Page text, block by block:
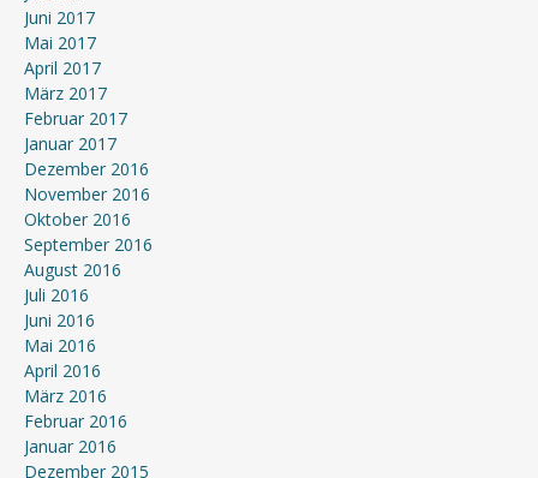
Juni 2017
Mai 2017
April 2017
März 2017
Februar 2017
Januar 2017
Dezember 2016
November 2016
Oktober 2016
September 2016
August 2016
Juli 2016
Juni 2016
Mai 2016
April 2016
März 2016
Februar 2016
Januar 2016
Dezember 2015